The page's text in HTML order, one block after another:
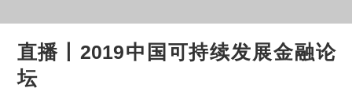
直播丨2019中国可持续发展金融论
坛